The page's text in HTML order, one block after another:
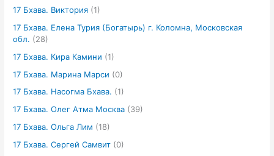
17 Бхава. Виктория (1)
17 Бхава. Елена Турия (Богатырь) г. Коломна, Московская
обл. (28)
17 Бхава. Кира Камини (1)
17 Бхава. Марина Марси (0)
17 Бхава. Насогма Бхава. (1)
17 Бхава. Олег Атма Москва (39)
17 Бхава. Ольга Лим (18)
17 Бхава. Сергей Самвит (0)